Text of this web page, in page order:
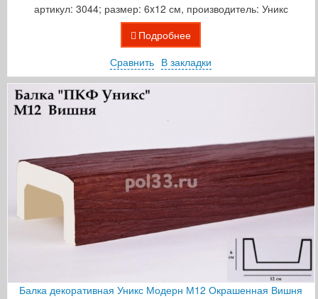
артикул: 3044; размер: 6x12 см, производитель: Уникс
Подробнее
Сравнить В закладки
Балка декоративная Уникс Модерн М12 Окрашенная Вишня